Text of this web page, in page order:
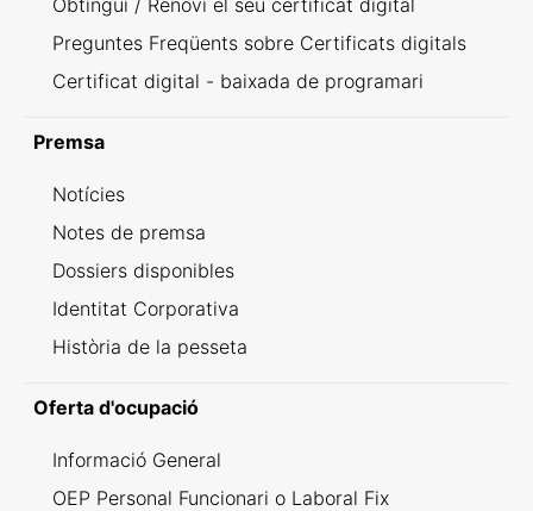
Obtingui / Renovi el seu certificat digital
Preguntes Freqüents sobre Certificats digitals
Certificat digital - baixada de programari
Premsa
Notícies
Notes de premsa
Dossiers disponibles
Identitat Corporativa
Història de la pesseta
Oferta d'ocupació
Informació General
OEP Personal Funcionari o Laboral Fix